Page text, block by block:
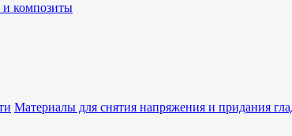
и композиты
Материалы для снятия напряжения и придания